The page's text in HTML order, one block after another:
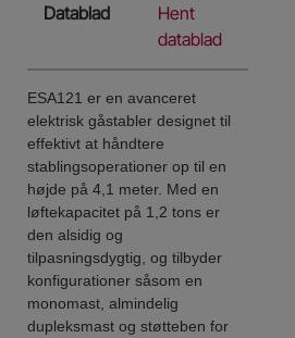
Datablad
Hent
datablad
ESA121 er en avanceret
elektrisk gåstabler designet til
effektivt at håndtere
stablingsoperationer op til en
højde på 4,1 meter. Med en
løftekapacitet på 1,2 tons er
den alsidig og
tilpasningsdygtig, og tilbyder
konfigurationer såsom en
monomast, almindelig
dupleksmast og støtteben for